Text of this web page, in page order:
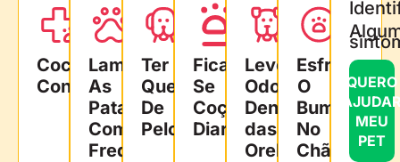
Coceiras
Constantes
Lamber
As
Patas
Com
Frequência
Ter
Queda
De
Pelos
Ficar
Se
Coçando
Diariamente
Leve
Odor
Dentro
das
Orelhas
Esfregar
O
Bumbum
No
Chão
QUERO
MEU
PET